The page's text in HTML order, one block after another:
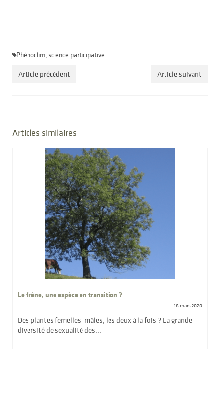
Phénoclim, science participative
Article précédent Article suivant
Articles similaires
Le frêne, une espèce en transition ?
18 mars 2020
Des plantes femelles, mâles, les deux à la fois ? La grande
diversité de sexualité des...